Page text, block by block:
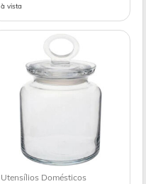
à vista
Utensílios Domésticos